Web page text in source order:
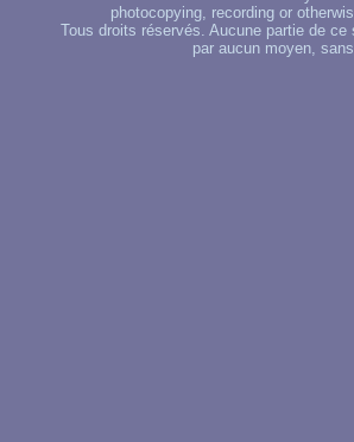
photocopying, recording or
Tous droits réservés. Aucune partie de
par aucun moyen,